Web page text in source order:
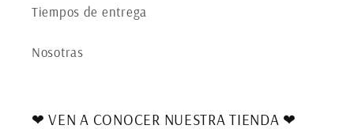
Tiempos de entrega
Nosotras
❤ VEN A CONOCER NUESTRA TIENDA ❤